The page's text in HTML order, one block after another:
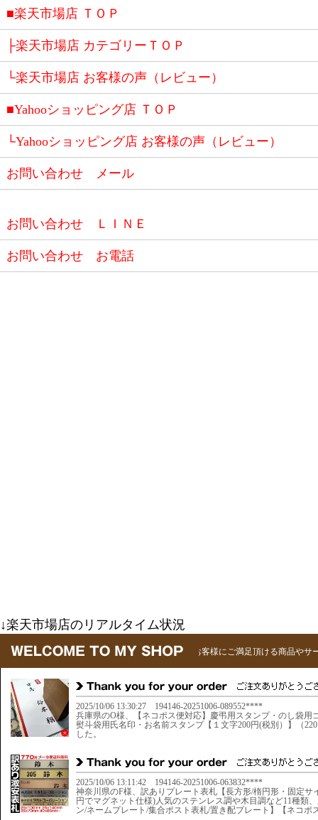
■楽天市場店 ＴＯＰ
├楽天市場店 カテゴリーＴＯＰ
└楽天市場店 お客様の声（レビュー）
■Yahooショッピング店 ＴＯＰ
└Yahooショッピング店 お客様の声（レビュー）
お問い合わせ メール
お問い合わせ ＬＩＮＥ
お問い合わせ お電話
↓楽天市場店のリアルタイム状況